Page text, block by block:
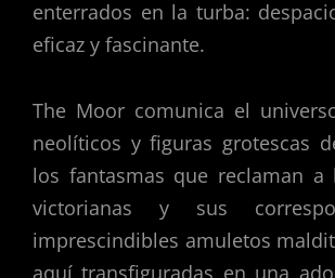
enterrados en la turba:
eficaz y fascinante.
The Moor comunica el
neolíticos y figuras grotescas
los fantasmas que reclaman a
victorianas y sus
imprescindibles amuletos